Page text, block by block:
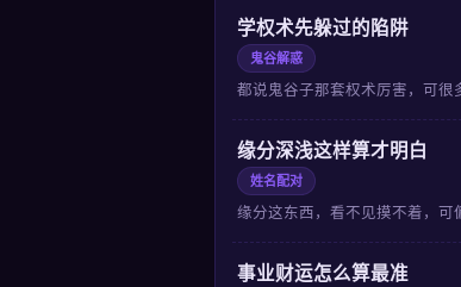
学权术先躲过的陷阱
鬼谷解惑
都说鬼谷子那套权术厉害，可
缘分深浅这样算才明白
姓名配对
缘分这东西，看不见摸不着，
事业财运怎么算最准